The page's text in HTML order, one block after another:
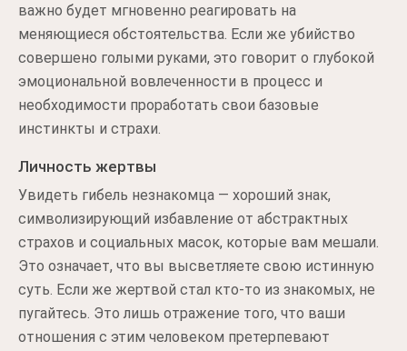
важно будет мгновенно реагировать на
меняющиеся обстоятельства. Если же убийство
совершено голыми руками, это говорит о глубокой
эмоциональной вовлеченности в процесс и
необходимости проработать свои базовые
инстинкты и страхи.
Личность жертвы
Увидеть гибель незнакомца — хороший знак,
символизирующий избавление от абстрактных
страхов и социальных масок, которые вам мешали.
Это означает, что вы высветляете свою истинную
суть. Если же жертвой стал кто-то из знакомых, не
пугайтесь. Это лишь отражение того, что ваши
отношения с этим человеком претерпевают